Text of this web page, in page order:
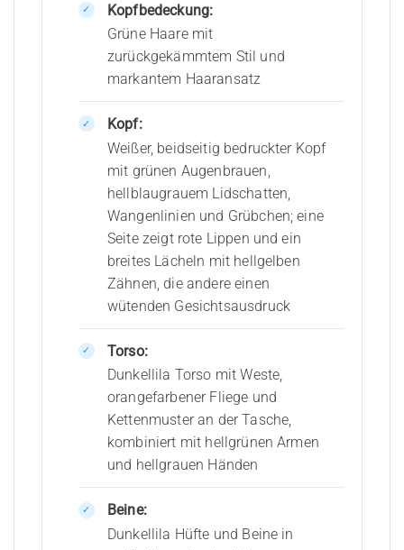
Kopfbedeckung:
Grüne Haare mit
zurückgekämmtem Stil und
markantem Haaransatz
Kopf:
Weißer, beidseitig bedruckter Kopf
mit grünen Augenbrauen,
hellblaugrauem Lidschatten,
Wangenlinien und Grübchen; eine
Seite zeigt rote Lippen und ein
breites Lächeln mit hellgelben
Zähnen, die andere einen
wütenden Gesichtsausdruck
Torso:
Dunkellila Torso mit Weste,
orangefarbener Fliege und
Kettenmuster an der Tasche,
kombiniert mit hellgrünen Armen
und hellgrauen Händen
Beine:
Dunkellila Hüfte und Beine in